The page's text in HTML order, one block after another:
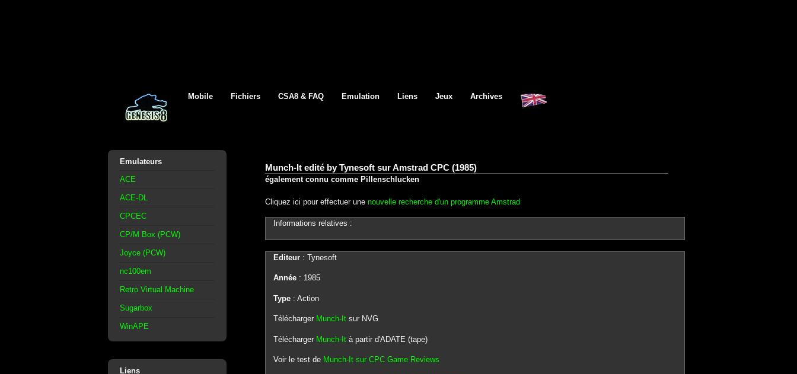
Mobile Fichiers CSA8 & FAQ Emulation Liens Jeux Archives
Emulateurs
ACE
ACE-DL
CPCEC
CP/M Box (PCW)
Joyce (PCW)
nc100em
Retro Virtual Machine
Sugarbox
WinAPE
Liens
Munch-It edité by Tynesoft sur Amstrad CPC (1985)
également connu comme Pillenschlucken
Cliquez ici pour effectuer une nouvelle recherche d'un programme Amstrad
Informations relatives :
Editeur: Tynesoft
Année: 1985
Type: Action
Télécharger Munch-Itsur NVG
Télécharger Munch-Ità partir d'ADATE (tape)
Voir le test de Munch-It sur CPC Game Reviews